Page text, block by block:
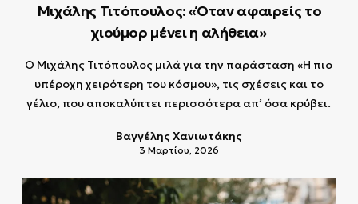
Μιχάλης Τιτόπουλος: «Όταν αφαιρείς το
χιούμορ μένει η αλήθεια»
Ο Μιχάλης Τιτόπουλος μιλά για την παράσταση «Η πιο
υπέροχη χειρότερη του κόσμου», τις σχέσεις και το
γέλιο, που αποκαλύπτει περισσότερα απ’ όσα κρύβει.
Βαγγέλης Χανιωτάκης
3 Μαρτίου, 2026